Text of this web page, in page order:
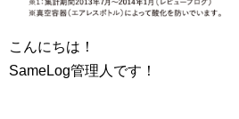
こんにちは！
SameLog管理人です！